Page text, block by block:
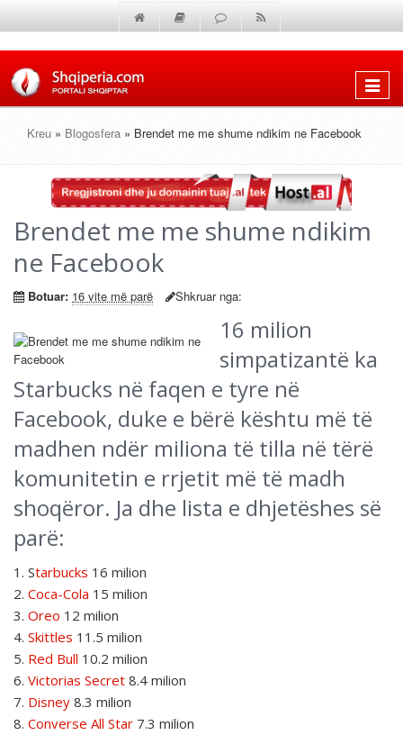
Shfaq
Kreu » Blogosfera » Brendet me me shume ndikim ne Facebook
Brendet me me shume ndikim
ne Facebook
Botuar: 16 vite më parë Shkruar nga:
16 milion
simpatizantë ka
Starbucks në faqen e tyre në
Facebook, duke e bërë kështu më të
madhen ndër miliona të tilla në tërë
komunitetin e rrjetit më të madh
shoqëror. Ja dhe lista e dhjetëshes së
parë:
1. Starbucks 16 milion
2. Coca-Cola 15 milion
3. Oreo 12 milion
4. Skittles 11.5 milion
5. Red Bull 10.2 milion
6. Victorias Secret 8.4 milion
7. Disney 8.3 milion
8. Converse All Star 7.3 milion